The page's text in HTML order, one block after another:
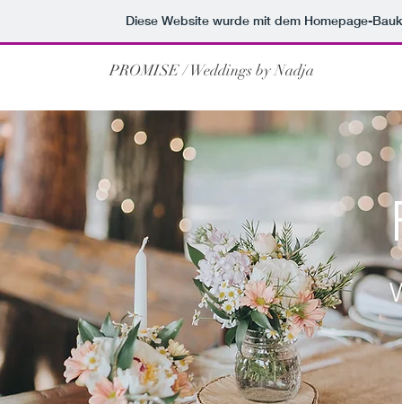
Diese Website wurde mit dem Homepage-
PROMISE / Weddings by Nadja